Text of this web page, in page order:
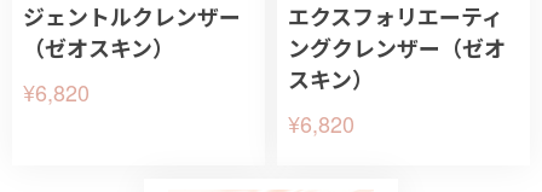
ジェントルクレンザー
（ゼオスキン）
¥6,820
エクスフォリエーティ
ングクレンザー（ゼオ
スキン）
¥6,820